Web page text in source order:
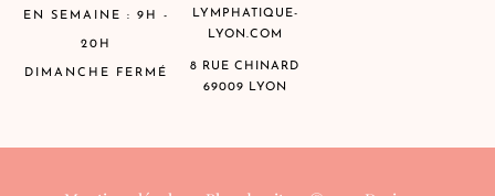
EN SEMAINE : 9H -
20H
DIMANCHE FERMÉ
LYMPHATIQUE-
LYON.COM
8 RUE CHINARD
69009 LYON